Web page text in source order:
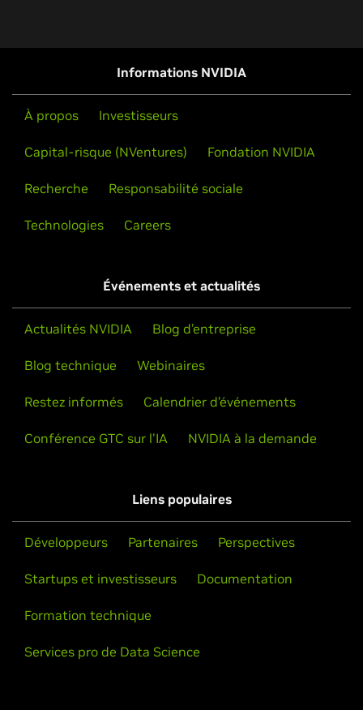
Informations NVIDIA
À propos Investisseurs
Capital-risque (NVentures) Fondation NVIDIA
Recherche Responsabilité sociale
Technologies Careers
Événements et actualités
Actualités NVIDIA Blog d’entreprise
Blog technique Webinaires
Restez informés Calendrier d’événements
Conférence GTC sur l'IA NVIDIA à la demande
Liens populaires
Développeurs Partenaires Perspectives
Startups et investisseurs Documentation
Formation technique
Services pro de Data Science